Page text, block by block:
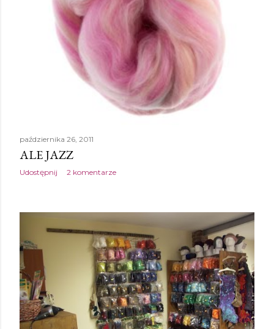
października 26, 2011
ALE JAZZ
Udostępnij 2 komentarze